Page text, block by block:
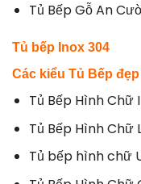
Tủ Bếp Gỗ An
Tủ bếp Inox 304
Các kiểu Tủ Bếp
Tủ Bếp Hình Chữ I
Tủ Bếp Hình Chữ
Tủ bếp hình chữ